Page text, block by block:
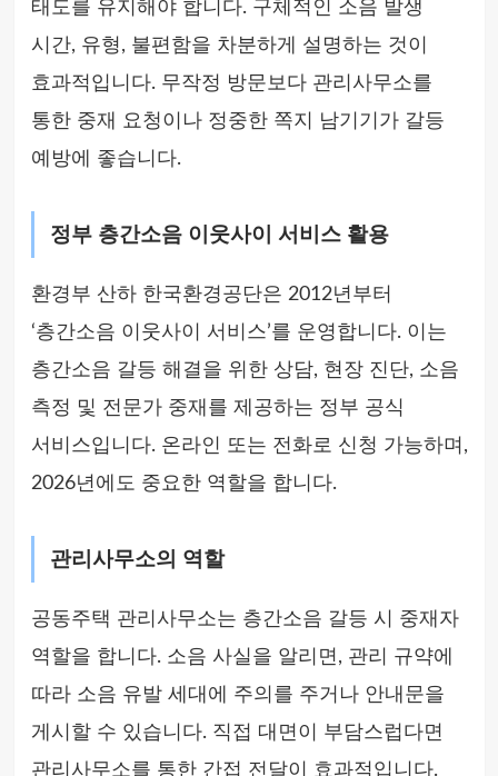
태도를 유지해야 합니다. 구체적인 소음 발생
시간, 유형, 불편함을 차분하게 설명하는 것이
효과적입니다. 무작정 방문보다 관리사무소를
통한 중재 요청이나 정중한 쪽지 남기기가 갈등
예방에 좋습니다.
정부 층간소음 이웃사이 서비스 활용
환경부 산하 한국환경공단은 2012년부터
‘층간소음 이웃사이 서비스’를 운영합니다. 이는
층간소음 갈등 해결을 위한 상담, 현장 진단, 소음
측정 및 전문가 중재를 제공하는 정부 공식
서비스입니다. 온라인 또는 전화로 신청 가능하며,
2026년에도 중요한 역할을 합니다.
관리사무소의 역할
공동주택 관리사무소는 층간소음 갈등 시 중재자
역할을 합니다. 소음 사실을 알리면, 관리 규약에
따라 소음 유발 세대에 주의를 주거나 안내문을
게시할 수 있습니다. 직접 대면이 부담스럽다면
관리사무소를 통한 간접 전달이 효과적입니다.